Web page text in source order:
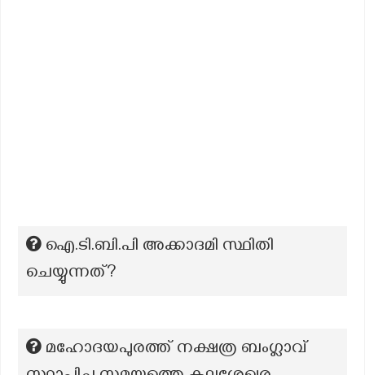
ഐ.ടി.ബി.പി അക്കാദമി സ്ഥിതി
ചെയ്യുന്നത്?
മഹോദയപുരത്ത് നക്ഷത്ര ബംഗ്ലാവ്